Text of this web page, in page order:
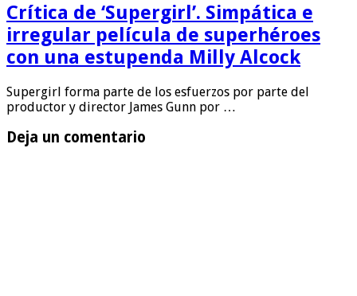
Crítica de ‘Supergirl’. Simpática e
irregular película de superhéroes
con una estupenda Milly Alcock
Supergirl forma parte de los esfuerzos por parte del
productor y director James Gunn por …
Deja un comentario